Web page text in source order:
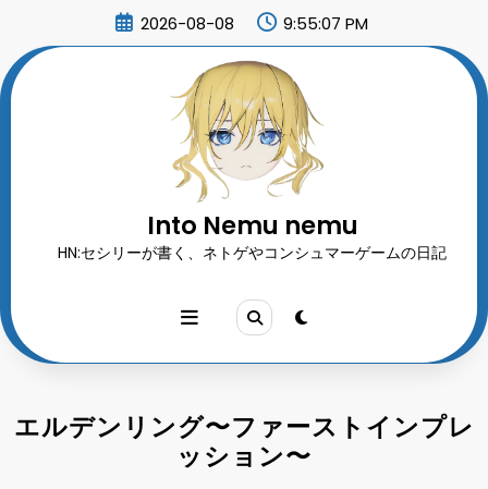
ン
ツ
2026-08-08 9:55:10 PM
Into Nemu nemu
HN:セシリーが書く、ネトゲやコンシュマーゲームの日記
エルデンリング〜ファーストインプレ
ッション〜